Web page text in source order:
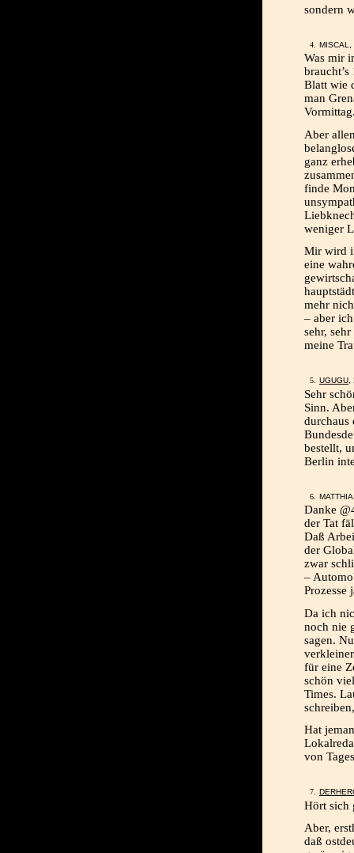
sondern
Was mir
Blatt wie
man
Aber
ganz
finde
weniger
Mir wird
eine
mehr
– aber
sehr,
meine
UGUGU
Sehr
Sinn.
durchaus
bestellt,
Berlin
Danke
der Tat
Daß
der
zwar
–
Prozesse
Da ich
noch nie
sagen.
für eine
schön
Times.
Hat
von
Hört sich
Aber,
daß